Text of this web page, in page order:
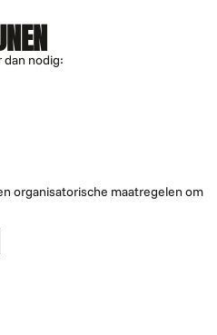
dan nodig:
organisatorische maatregelen om